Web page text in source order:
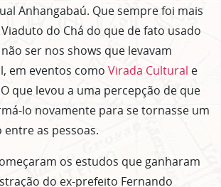
Anhangabaú. Que sempre foi mais
do Chá do que de fato usado
ser nos shows que levavam
em eventos como Virada Cultural e
que levou a uma percepção de que
lo novamente para se tornasse um
as pessoas.
os estudos que ganharam
do ex-prefeito Fernando